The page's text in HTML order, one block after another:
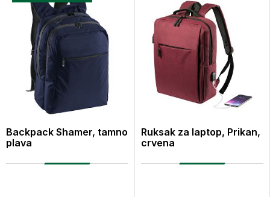
Backpack Shamer, tamno
plava
Ruksak za laptop, Prikan,
crvena